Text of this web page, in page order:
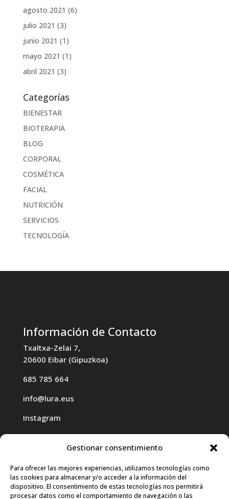
Gestionar consentimiento
Para ofrecer las mejores experiencias, utilizamos tecnologías como
las cookies para almacenar y/o acceder a la información del
dispositivo. El consentimiento de estas tecnologías nos permitirá
procesar datos como el comportamiento de navegación o las
agosto 2021 (6)
julio 2021 (3)
junio 2021 (1)
mayo 2021 (1)
abril 2021 (3)
Categorías
BIENESTAR
BIOTERAPIA
BLOG
CORPORAL
COSMÉTICA
FACIAL
NUTRICIÓN
SERVICIOS
TECNOLOGÍA
Información de Contacto
Txaltxa-Zelai 7,
20600 Eibar (Gipuzkoa)
685 785 664
info@lura.eus
Instagram
Haz clic para aceptar cookies de
marketing y permitir este contenido